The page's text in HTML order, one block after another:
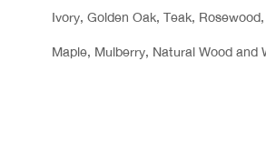
Ivory, Golden Oak, Teak,
Maple, Mulberry, Natural Wood and